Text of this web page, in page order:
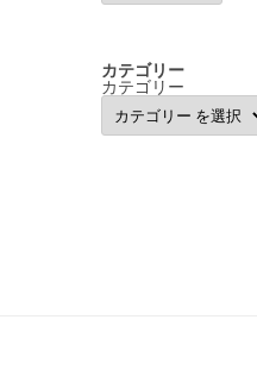
カテゴリー
カテゴリー